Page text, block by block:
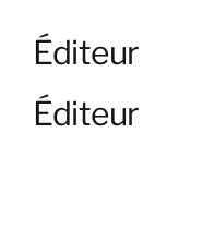
Éditeur
Éditeur